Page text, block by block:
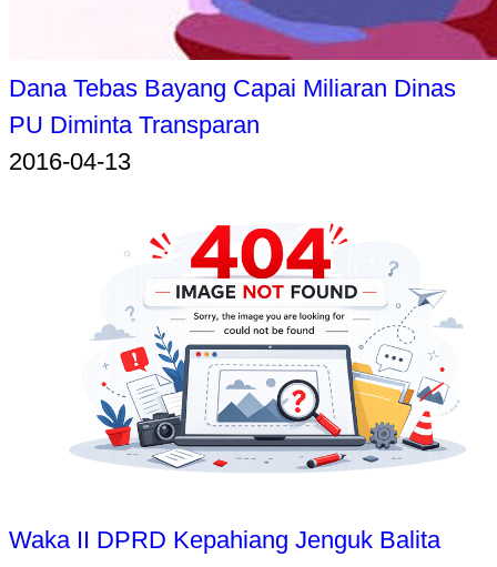
Dana Tebas Bayang Capai Miliaran Dinas
PU Diminta Transparan
2016-04-13
Waka II DPRD Kepahiang Jenguk Balita